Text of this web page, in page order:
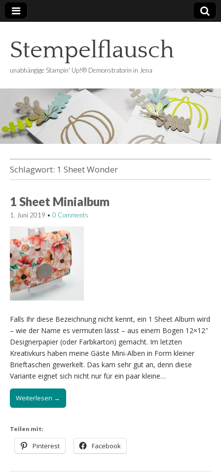
Stempelflausch
unabhängige Stampin' Up!® Demonstratorin in Jena
Schlagwort: 1 Sheet Wonder
1 Sheet Minialbum
1. Juni 2019 • 0 Comments
Falls Ihr diese Bezeichnung nicht kennt, ein 1 Sheet Album wird
– wie der Name es vermuten lässt – aus einem Bogen 12×12″
Designerpapier (oder Farbkarton) gemacht. Im letzten
Kreativkurs haben meine Gäste Mini-Alben in Form kleiner
Brieftaschen gewerkelt. Das kam sehr gut an, denn diese
Variante eignet sich nicht nur für ein paar kleine…
Weiterlesen →
Teilen mit:
Pinterest Facebook